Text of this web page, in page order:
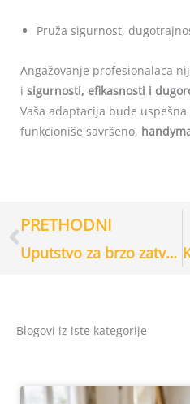
Pruža sigurnost,
Angažovanje profesionalaca
i sigurnosti, efikasnosti i
Vaša adaptacija bude
funkcioniše savršeno,
Prev
PRETHODNI
Uputstvo za brzo zatvaranje vode, struje i gasa u hitnim slučajevima
Blogovi iz iste kategorije